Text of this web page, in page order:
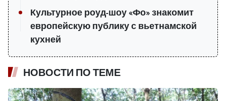
Культурное роуд-шоу «Фо» знакомит
европейскую публику с вьетнамской
кухней
НОВОСТИ ПО ТЕМЕ